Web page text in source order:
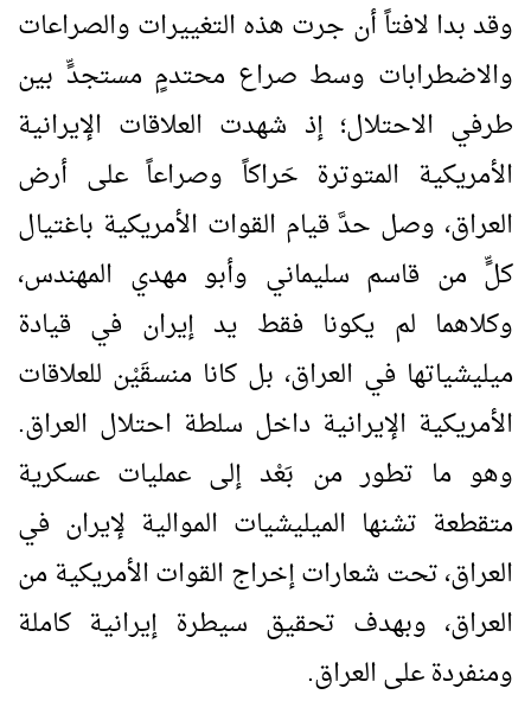
وقد بدا لافتاً أن جرت هذه التغييرات والصراعات
والاضطرابات وسط صراع محتدمٍ مستجدٍّ بين
طرفي الاحتلال؛ إذ شهدت العلاقات الإيرانية
الأمريكية المتوترة حَراكاً وصراعاً على أرض
العراق، وصل حدَّ قيام القوات الأمريكية باغتيال
كلٍّ من قاسم سليماني وأبو مهدي المهندس،
وكلاهما لم يكونا فقط يد إيران في قيادة
ميليشياتها في العراق، بل كانا منسقَيْن للعلاقات
الأمريكية الإيرانية داخل سلطة احتلال العراق.
وهو ما تطور من بَعْد إلى عمليات عسكرية
متقطعة تشنها الميليشيات الموالية لإيران في
العراق، تحت شعارات إخراج القوات الأمريكية من
العراق، وبهدف تحقيق سيطرة إيرانية كاملة
ومنفردة على العراق.